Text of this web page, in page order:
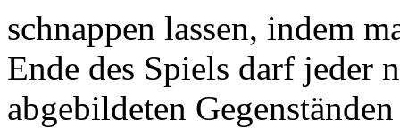
schnappen lassen, indem
Ende des Spiels darf jeder
abgebildeten